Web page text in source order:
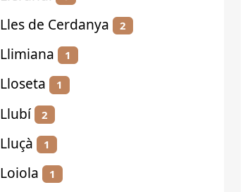
Lles de Cerdanya 2
Llimiana 1
Lloseta 1
Llubí 2
Lluçà 1
Loiola 1